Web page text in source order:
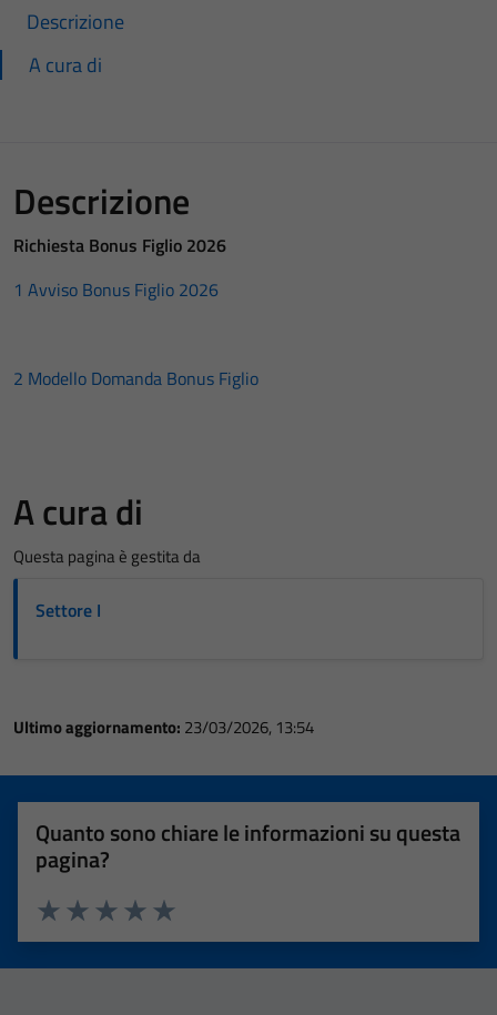
Descrizione
A cura di
Descrizione
Richiesta Bonus Figlio 2026
1 Avviso Bonus Figlio 2026
2 Modello Domanda Bonus Figlio
A cura di
Questa pagina è gestita da
Settore I
Ultimo aggiornamento: 23/03/2026, 13:54
Quanto sono chiare le informazioni su questa
pagina?
Valuta 5 stelle su 5
Valuta 4 stelle su 5
Valuta 3 stelle su 5
Valuta 2 stelle su 5
Valuta 1 stelle su 5